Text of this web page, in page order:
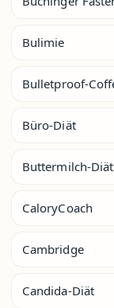
Bulimie
Bulletproof-
Büro-Diät
Buttermilch-Diät
CaloryCoach
Cambridge
Candida-Diät